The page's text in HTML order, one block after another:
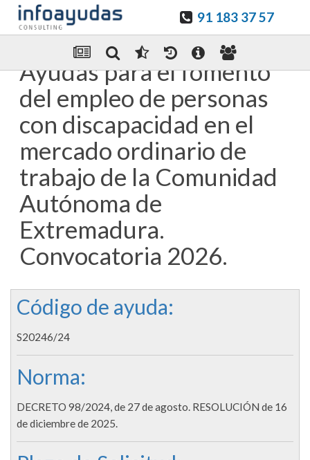
91 183 37 57
Enviar Por email
Ayudas para el fomento
del empleo de personas
con discapacidad en el
mercado ordinario de
trabajo de la Comunidad
Autónoma de
Extremadura.
Convocatoria 2026.
Código de ayuda:
S20246/24
Norma:
DECRETO 98/2024, de 27 de agosto. RESOLUCIÓN de 16
de diciembre de 2025.